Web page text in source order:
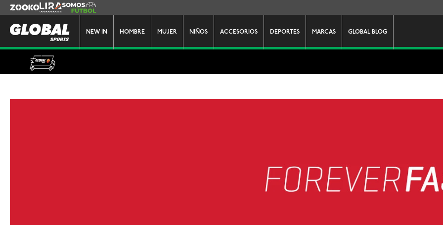
NEW IN HOMBRE MUJER NIÑOS ACCESORIOS DEPORTES MARCAS GLOBAL BLOG
Zooko Lira Somos Futbol